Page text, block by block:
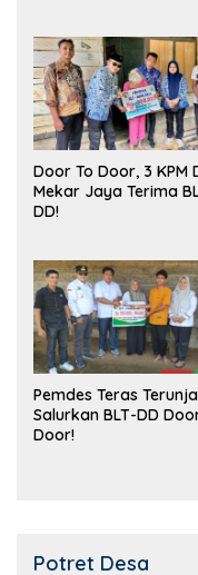
Door To Door, 3 KPM
Mekar Jaya Terima
DD!
Pemdes Teras
Salurkan BLT-DD
Door!
Potret Desa